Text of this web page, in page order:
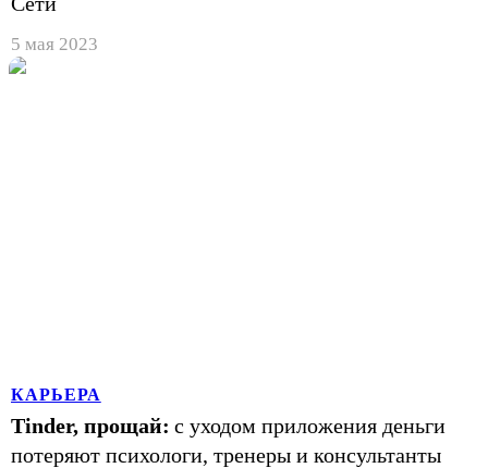
5 мая 2023
КАРЬЕРА
Tinder, прощай: с уходом приложения деньги
потеряют психологи, тренеры и консультанты